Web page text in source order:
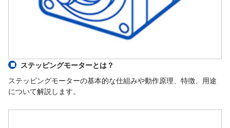
ステッピングモーターとは？
ステッピングモーターの基本的な仕組みや動作原理、特徴、用途
について解説します。